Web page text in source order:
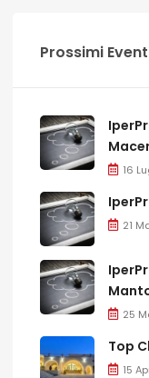
Prossimi
16
21
25
Top
15